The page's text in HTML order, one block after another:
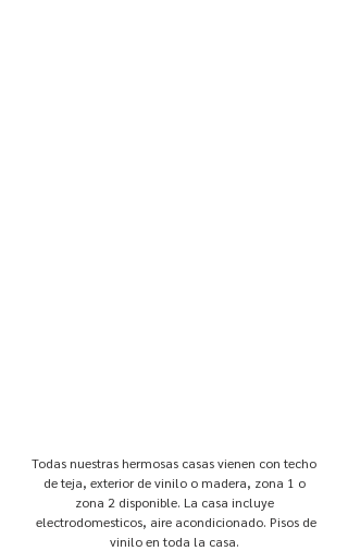
Todas nuestras hermosas casas vienen con techo
de teja, exterior de vinilo o madera, zona 1 o
zona 2 disponible. La casa incluye
electrodomesticos, aire acondicionado. Pisos de
vinilo en toda la casa.